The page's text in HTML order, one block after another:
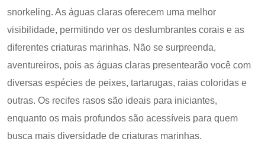
snorkeling. As águas claras oferecem uma melhor
visibilidade, permitindo ver os deslumbrantes corais e as
diferentes criaturas marinhas. Não se surpreenda,
aventureiros, pois as águas claras presentearão você com
diversas espécies de peixes, tartarugas, raias coloridas e
outras. Os recifes rasos são ideais para iniciantes,
enquanto os mais profundos são acessíveis para quem
busca mais diversidade de criaturas marinhas.